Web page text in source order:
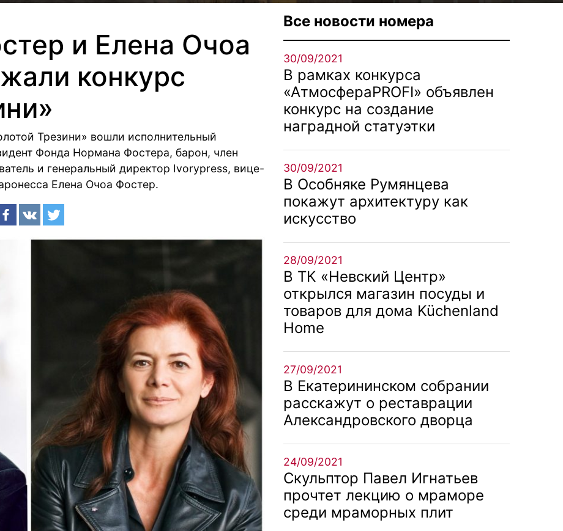
и Елена Очоа
конкурс
Трезини» вошли исполнительный
Фонда Нормана Фостера, барон, член
и генеральный директор Ivorypress, вице-
Елена Очоа Фостер.
Все новости номера
30/09/2021
В рамках конкурса
«АтмосфераPROFI» объявлен
конкурс на создание
наградной статуэтки
30/09/2021
В Особняке Румянцева
покажут архитектуру как
искусство
28/09/2021
В ТК «Невский Центр»
открылся магазин посуды и
товаров для дома Küchenland
Home
27/09/2021
В Екатерининском собрании
расскажут о реставрации
Александровского дворца
24/09/2021
Скульптор Павел Игнатьев
прочтет лекцию о мраморе
среди мраморных плит